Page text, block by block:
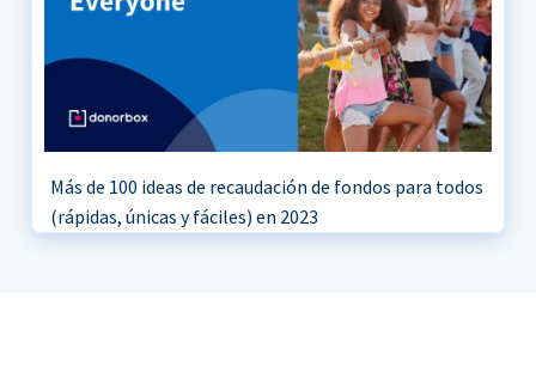
Más de 100 ideas de recaudación de fondos para todos
(rápidas, únicas y fáciles) en 2023